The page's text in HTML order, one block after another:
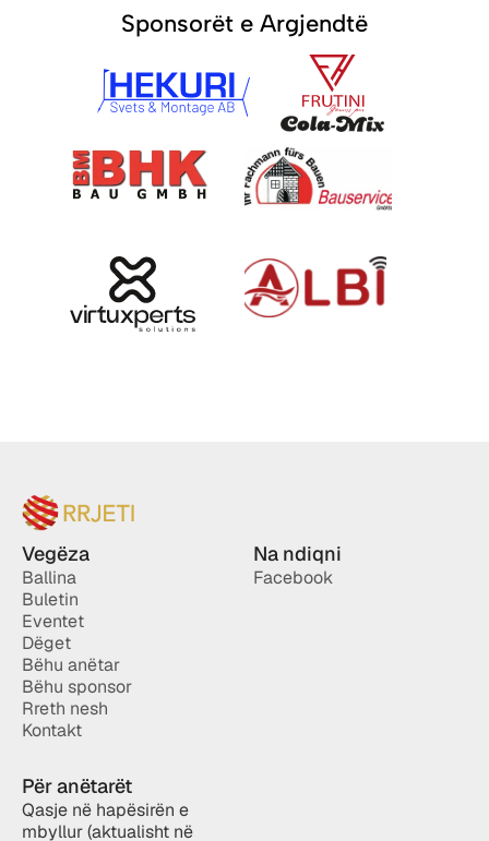
Sponsorët e Argjendtë
Vegëza
Ballina
Buletin
Eventet
Dëget
Bëhu anëtar
Bëhu sponsor
Rreth nesh
Kontakt
Na ndiqni
Facebook
Për anëtarët
Qasje në hapësirën e
mbyllur (aktualisht në